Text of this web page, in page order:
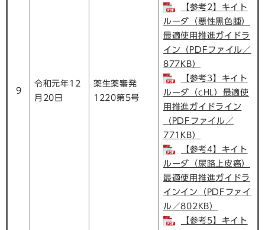
9
令和元年12
月20日
薬生薬審発
1220第5号
【参考2】キイト
ルーダ（悪性黒色腫）
最適使用推進ガイドラ
イン（PDFファイル／
877KB）
【参考3】キイト
ルーダ（cHL）最適使
用推進ガイドライン
（PDFファイル／
771KB）
【参考4】キイト
ルーダ（尿路上皮癌）
最適使用推進ガイドラ
インイン（PDFファイ
ル／802KB）
【参考5】キイト